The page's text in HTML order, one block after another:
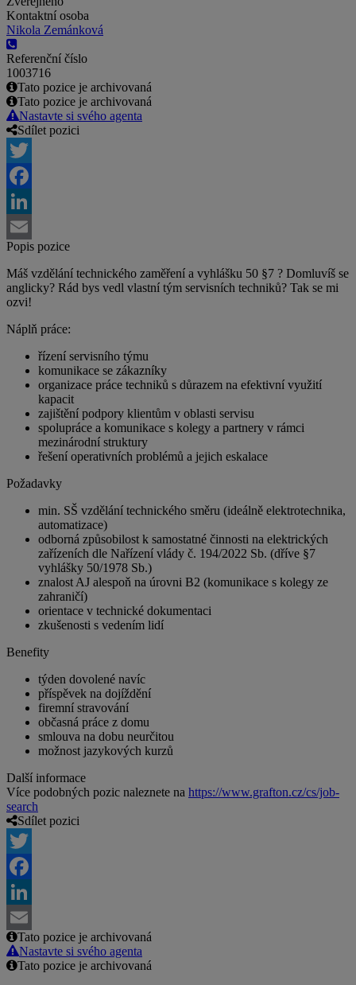
Kontaktní osoba
Nikola Zemánková
Referenční číslo
1003716
Tato pozice je archivovaná
Tato pozice je archivovaná
Nastavte si svého agenta
Sdílet pozici
Twitter
Facebook
LinkedIn
Email
Popis pozice
Máš vzdělání technického zaměření a vyhlášku 50 §7 ? Domluvíš se
anglicky? Rád bys vedl vlastní tým servisních techniků? Tak se mi
ozvi!
Náplň práce:
řízení servisního týmu
komunikace se zákazníky
organizace práce techniků s důrazem na efektivní využití
kapacit
zajištění podpory klientům v oblasti servisu
spolupráce a komunikace s kolegy a partnery v rámci
mezinárodní struktury
řešení operativních problémů a jejich eskalace
Požadavky
min. SŠ vzdělání technického směru (ideálně elektrotechnika,
automatizace)
odborná způsobilost k samostatné činnosti na elektrických
zařízeních dle Nařízení vlády č. 194/2022 Sb. (dříve §7
vyhlášky 50/1978 Sb.)
znalost AJ alespoň na úrovni B2 (komunikace s kolegy ze
zahraničí)
orientace v technické dokumentaci
zkušenosti s vedením lidí
Benefity
týden dovolené navíc
příspěvek na dojíždění
firemní stravování
občasná práce z domu
smlouva na dobu neurčitou
možnost jazykových kurzů
Další informace
Více podobných pozic naleznete na https://www.grafton.cz/cs/job-
search
Sdílet pozici
Twitter
Facebook
LinkedIn
Email
Tato pozice je archivovaná
Nastavte si svého agenta
Tato pozice je archivovaná